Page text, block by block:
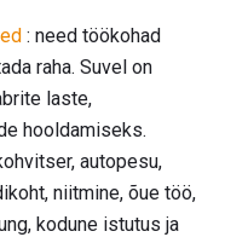
: need töökohad
raha. Suvel on
laste,
hooldamiseks.
autopesu,
niitmine, õue töö,
kodune istutus ja